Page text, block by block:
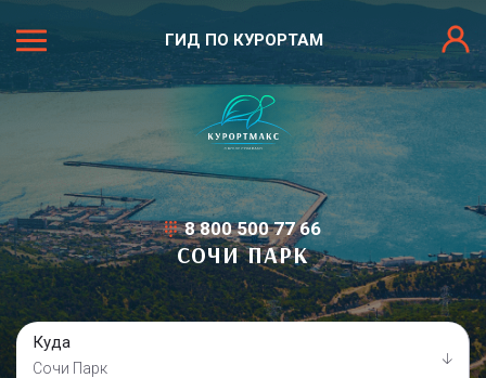
ГИД ПО КУРОРТАМ
8 800 500 77 66
СОЧИ ПАРК
Куда
Сочи Парк